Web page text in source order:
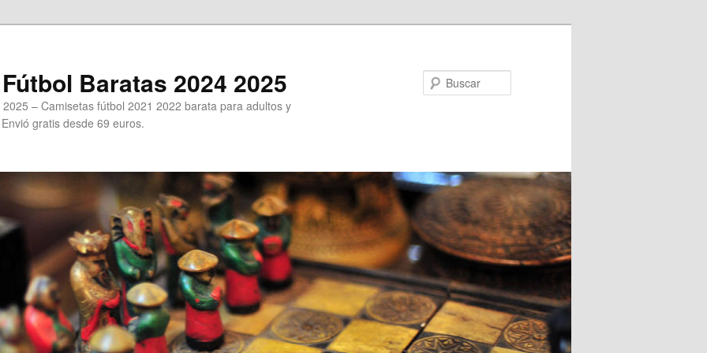
Baratas 2024 2025
– Camisetas fútbol 2021 2022 barata para adultos y
gratis desde 69 euros.